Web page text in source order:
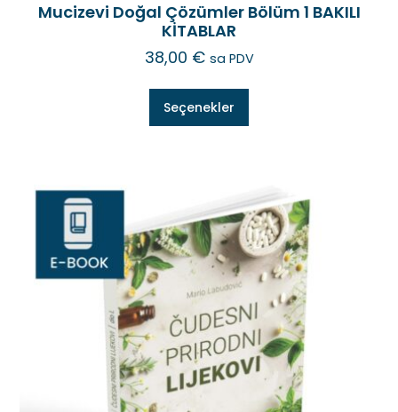
Mucizevi Doğal Çözümler Bölüm 1 BAKILI
KİTABLAR
38,00 € sa PDV
Seçenekler